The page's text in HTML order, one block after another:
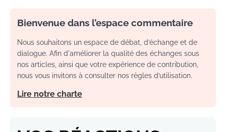
Bienvenue dans l’espace commentaire
Nous souhaitons un espace de débat, d’échange et de
dialogue. Afin d'améliorer la qualité des échanges sous
nos articles, ainsi que votre expérience de contribution,
nous vous invitons à consulter nos règles d’utilisation.
Lire notre charte